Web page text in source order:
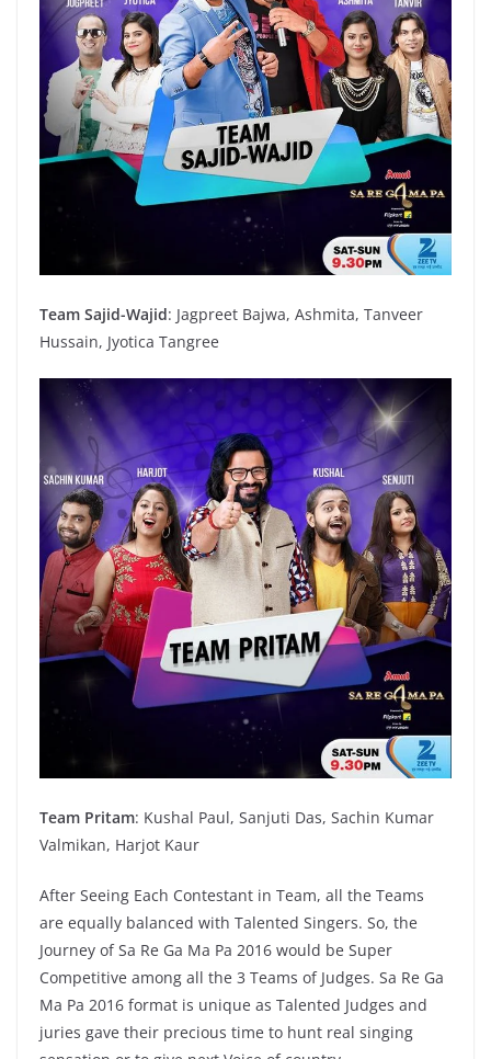
Team Sajid-Wajid: Jagpreet Bajwa, Ashmita, Tanveer
Hussain, Jyotica Tangree
Team Pritam: Kushal Paul, Sanjuti Das, Sachin Kumar
Valmikan, Harjot Kaur
After Seeing Each Contestant in Team, all the Teams
are equally balanced with Talented Singers. So, the
Journey of Sa Re Ga Ma Pa 2016 would be Super
Competitive among all the 3 Teams of Judges. Sa Re Ga
Ma Pa 2016 format is unique as Talented Judges and
juries gave their precious time to hunt real singing